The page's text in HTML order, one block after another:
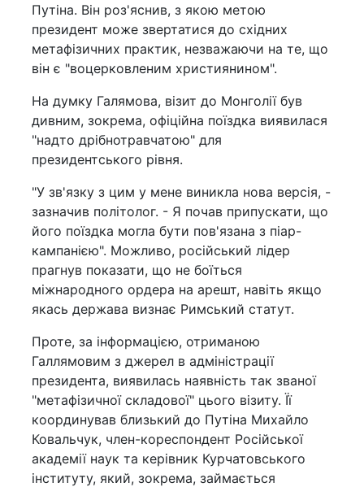
Путіна. Він роз'яснив, з якою метою
президент може звертатися до східних
метафізичних практик, незважаючи на те, що
він є "воцерковленим християнином".
На думку Галямова, візит до Монголії був
дивним, зокрема, офіційна поїздка виявилася
"надто дрібнотравчатою" для
президентського рівня.
"У зв'язку з цим у мене виникла нова версія, -
зазначив політолог. - Я почав припускати, що
його поїздка могла бути пов'язана з піар-
кампанією". Можливо, російський лідер
прагнув показати, що не боїться
міжнародного ордера на арешт, навіть якщо
якась держава визнає Римський статут.
Проте, за інформацією, отриманою
Галлямовим з джерел в адміністрації
президента, виявилась наявність так званої
"метафізичної складової" цього візиту. Її
координував близький до Путіна Михайло
Ковальчук, член-кореспондент Російської
академії наук та керівник Курчатовського
інституту, який, зокрема, займається